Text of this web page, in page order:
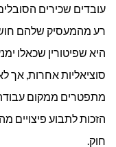
עובדים שכירים
רע מהמעסיק שלהם
היא שפיטורין שכאלו
סוציאליות אחרות, אך
מתפטרים ממקום
הזכות לתבוע פיצויים
חוק.